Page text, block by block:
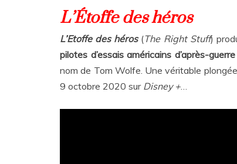
L’Étoffe des héros
L’Etoffe des héros(The Right Stuff)
pilotes d’essais américains d’après-guerre
nom de Tom Wolfe. Une véritable
9 octobre 2020 sur Disney +…